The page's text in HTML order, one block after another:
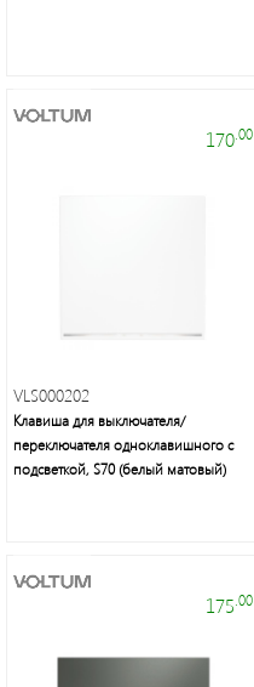
освещение
торшеры,
170.00
VLS000202
Клавиша для выключателя/
переключателя одноклавишного с
подсветкой, S70 (белый матовый)
175 .00